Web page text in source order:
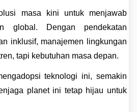
masa kini untuk menjawab
global. Dengan pendekatan
inklusif, manajemen lingkungan
tapi kebutuhan masa depan.
teknologi ini, semakin
planet ini tetap hijau untuk